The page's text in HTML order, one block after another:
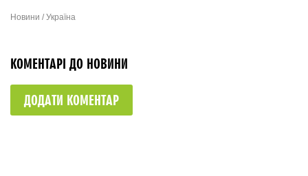
Новини / Україна
КОМЕНТАРІ ДО НОВИНИ
ДОДАТИ КОМЕНТАР